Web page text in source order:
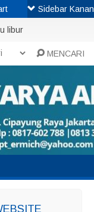
libur
MENCARI
Sidebar Kanan